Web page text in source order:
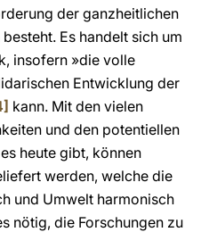
der ganzheitlichen
Es handelt sich um
insofern »die volle
Entwicklung der
kann. Mit den vielen
und den potentiellen
heute gibt, können
werden, welche die
und Umwelt harmonisch
nötig, die Forschungen zu